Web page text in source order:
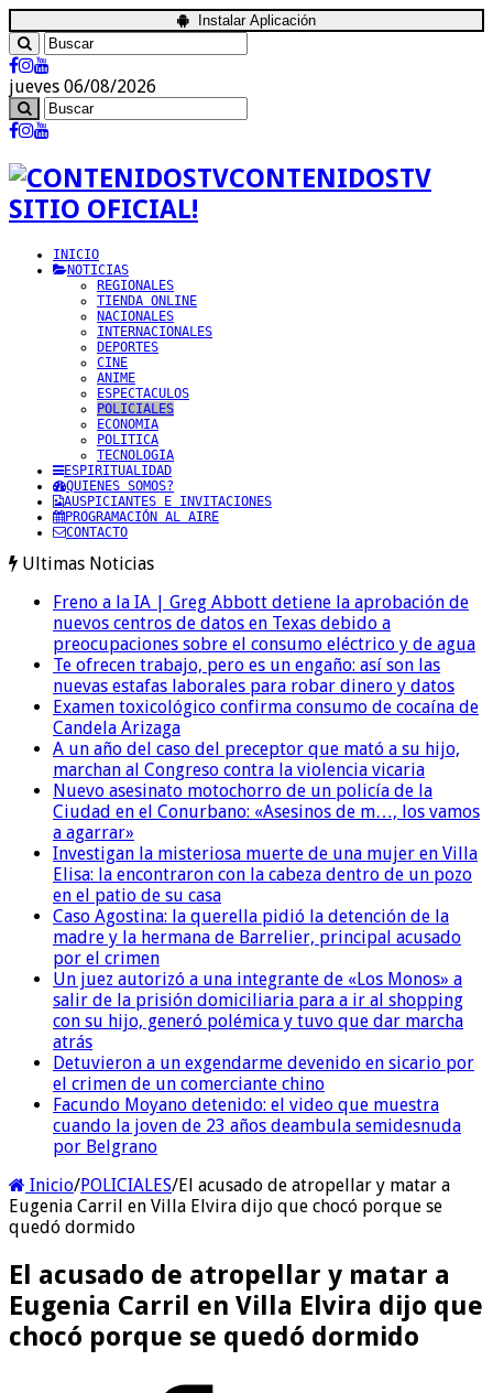
Instalar Aplicación
jueves 06/08/2026
CONTENIDOSTV
SITIO OFICIAL!
INICIO
NOTICIAS
REGIONALES
TIENDA ONLINE
NACIONALES
INTERNACIONALES
DEPORTES
CINE
ANIME
ESPECTACULOS
POLICIALES
ECONOMIA
POLITICA
TECNOLOGIA
ESPIRITUALIDAD
QUIENES SOMOS?
AUSPICIANTES E INVITACIONES
PROGRAMACIÓN AL AIRE
CONTACTO
Ultimas Noticias
Freno a la IA | Greg Abbott detiene la aprobación de
nuevos centros de datos en Texas debido a
preocupaciones sobre el consumo eléctrico y de agua
Te ofrecen trabajo, pero es un engaño: así son las
nuevas estafas laborales para robar dinero y datos
Examen toxicológico confirma consumo de cocaína de
Candela Arizaga
A un año del caso del preceptor que mató a su hijo,
marchan al Congreso contra la violencia vicaria
Nuevo asesinato motochorro de un policía de la
Ciudad en el Conurbano: «Asesinos de m…, los vamos
a agarrar»
Investigan la misteriosa muerte de una mujer en Villa
Elisa: la encontraron con la cabeza dentro de un pozo
en el patio de su casa
Caso Agostina: la querella pidió la detención de la
madre y la hermana de Barrelier, principal acusado
por el crimen
Un juez autorizó a una integrante de «Los Monos» a
salir de la prisión domiciliaria para a ir al shopping
con su hijo, generó polémica y tuvo que dar marcha
atrás
Detuvieron a un exgendarme devenido en sicario por
el crimen de un comerciante chino
Facundo Moyano detenido: el video que muestra
cuando la joven de 23 años deambula semidesnuda
por Belgrano
Inicio/POLICIALES/El acusado de atropellar y matar a
Eugenia Carril en Villa Elvira dijo que chocó porque se
quedó dormido
El acusado de atropellar y matar a
Eugenia Carril en Villa Elvira dijo que
chocó porque se quedó dormido